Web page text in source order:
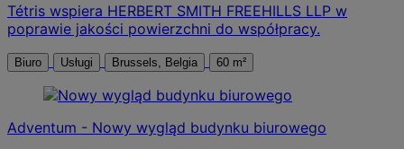
Tétris wspiera HERBERT SMITH FREEHILLS LLP w
poprawie jakości powierzchni do współpracy.
Biuro Usługi Brussels, Belgia 60 m²
Adventum - Nowy wygląd budynku biurowego